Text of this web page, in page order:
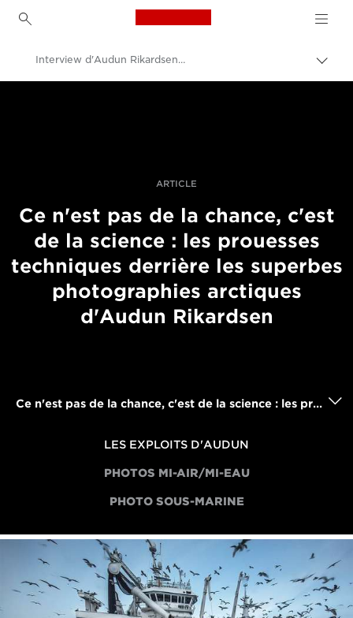
Canon Logo, back to
entre
Interview d'Audun Rikardsen, photographe spécialisé dans la photographie marine et animalière
ARTICLE
Ce n'est pas de la chance, c'est
de la science : les prouesses
techniques derrière les superbes
photographies arctiques
d'Audun Rikardsen
Ce n'est pas de la chance, c'est de la science : les prouesses techniques derrière les superbes photographies arctiques d'Audun Rikardsen
LES EXPLOITS D'AUDUN
PHOTOS MI-AIR/MI-EAU
PHOTO SOUS-MARINE